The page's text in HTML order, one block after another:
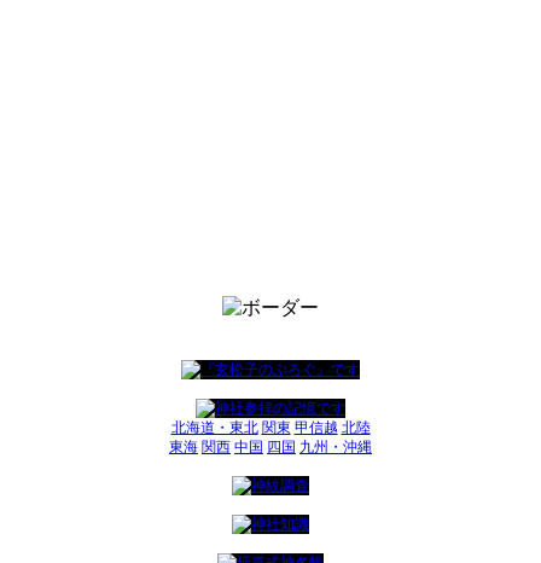
北海道・東北 関東 甲信越 北陸
東海 関西 中国 四国 九州・沖縄